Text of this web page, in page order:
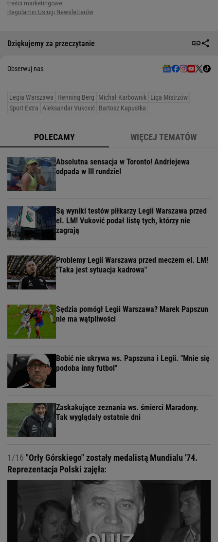
Dziękujemy za przeczytanie
Obserwuj nas
Legia Warszawa Henning Berg Michał Karbownik Liga Mistrzów
Sport Extra
Aleksandar Vuković Bartosz Kapustka
POLECAMY WIĘCEJ TEMATÓW
Absolutna sensacja w Toronto! Andriejewa
odpada w III rundzie!
Są wyniki testów piłkarzy Legii Warszawa przed
el. LM! Vuković podał listę tych, którzy nie
zagrają
Problemy Legii Warszawa przed meczem el. LM!
"Taka jest sytuacja kadrowa"
Sędzia pomógł Legii Warszawa? Marek Papszun
nie ma wątpliwości
Bobić nie ukrywa ws. Papszuna i Legii. "Mnie się
podoba inny futbol"
Zaskakujące zeznania ws. śmierci Maradony.
Tak wyglądały ostatnie dni
1/16 "Orły Górskiego" zostały medalistą Mundialu '74.
Reprezentacja Polski zajęła: